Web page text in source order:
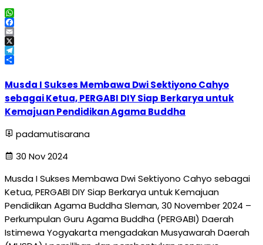
WhatsApp
Facebook
Email
X
Telegram
Musda I Sukses Membawa Dwi Sektiyono Cahyo
sebagai Ketua, PERGABI DIY Siap Berkarya untuk
Kemajuan Pendidikan Agama Buddha
padamutisarana
30 Nov 2024
Musda I Sukses Membawa Dwi Sektiyono Cahyo sebagai
Ketua, PERGABI DIY Siap Berkarya untuk Kemajuan
Pendidikan Agama Buddha Sleman, 30 November 2024 –
Perkumpulan Guru Agama Buddha (PERGABI) Daerah
Istimewa Yogyakarta mengadakan Musyawarah Daerah